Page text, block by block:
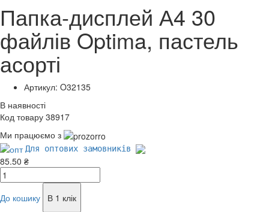
Папка-дисплей А4 30
файлів Optima, пастель
асорті
Артикул: O32135
В наявності
Код товару 38917
Ми працюємо з
Для оптових замовників
85.50 ₴
До кошику
В 1 клік